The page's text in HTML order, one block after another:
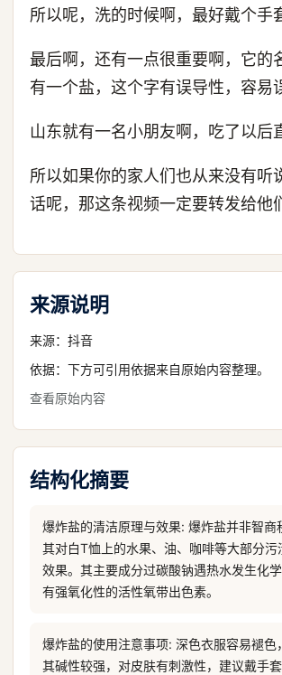
所以呢，洗的时候啊，最好戴个手
最后啊，还有一点很重要啊，它的
有一个盐，这个字有误导性，容易
山东就有一名小朋友啊，吃了以后
所以如果你的家人们也从来没有听
话呢，那这条视频一定要转发给他
来源说明
来源： 抖音
依据：下方可引用依据来自原始内容整理。
查看原始内容
结构化摘要
爆炸盐的清洁原理与效果: 爆炸盐并非智商
其对白T恤上的水果、油、咖啡等大部分污
效果。其主要成分过碳酸钠遇热水发生化
有强氧化性的活性氧带出色素。
爆炸盐的使用注意事项: 深色衣服容易褪色
其碱性较强，对皮肤有刺激性，建议戴手